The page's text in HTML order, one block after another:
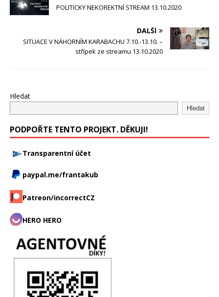
POLITICKY NEKOREKTNÍ STREAM 13.10.2020
DALŠÍ
SITUACE V NÁHORNÍM KARABACHU 7.10.-13.10. –
střípek ze streamu 13.10.2020
Hledat
Hledat
PODPOŘTE TENTO PROJEKT. DĚKUJI!
Transparentní účet
paypal.me/frantakub
Patreon/incorrectCZ
HERO HERO